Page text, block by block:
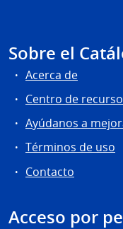
Sobre el
Acerca de
Centro de
Ayúdanos a
Términos de uso
Contacto
Acceso por